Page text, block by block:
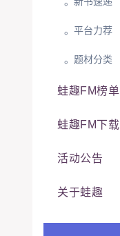
。平台力荐
。题材分类
蛙趣FM榜单
蛙趣FM下载
活动公告
关于蛙趣